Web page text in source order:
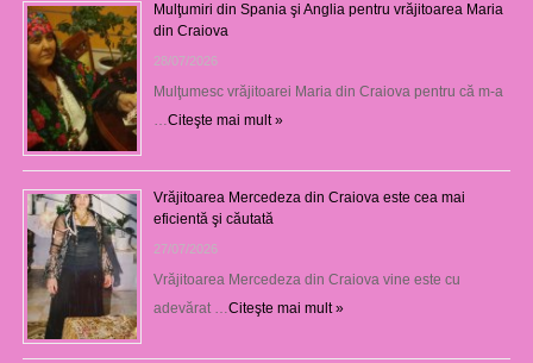
Mulţumiri din Spania şi Anglia pentru vrăjitoarea Maria
din Craiova
28/07/2026
Mulţumesc vrăjitoarei Maria din Craiova pentru că m-a
…Citeşte mai mult »
Vrăjitoarea Mercedeza din Craiova este cea mai
eficientă şi căutată
27/07/2026
Vrăjitoarea Mercedeza din Craiova vine este cu
adevărat …Citeşte mai mult »